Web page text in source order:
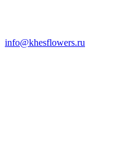
info@khesflowers.ru